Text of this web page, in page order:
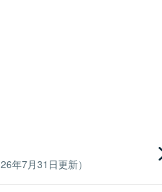
年7月31日更新）